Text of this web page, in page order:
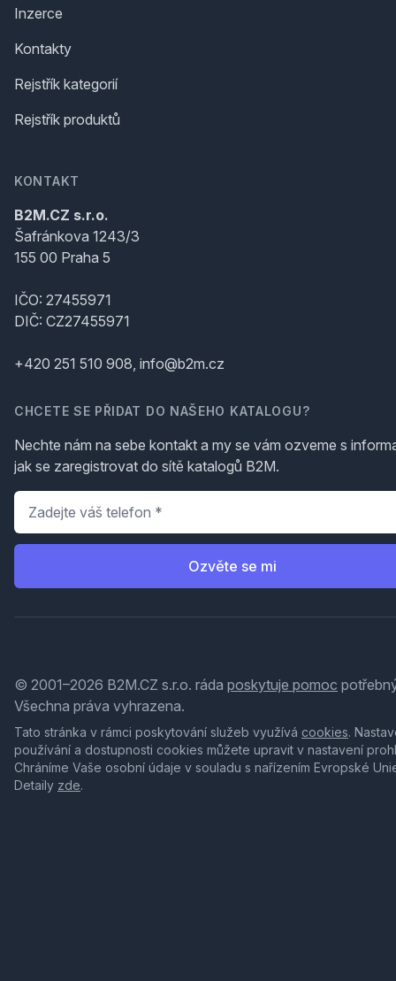
Inzerce
Kontakty
Rejstřík kategorií
Rejstřík produktů
KONTAKT
B2M.CZ s.r.o.
Šafránkova 1243/3
155 00 Praha 5
IČO: 27455971
DIČ: CZ27455971
+420 251 510 908, info@b2m.cz
CHCETE SE PŘIDAT DO NAŠEHO KATALOGU?
Nechte nám na sebe kontakt a my se vám ozveme s
jak se zaregistrovat do sítě katalogů B2M.
Telefon
Ozvěte se mi
© 2001–2026 B2M.CZ s.r.o. ráda poskytuje pomoc
Všechna práva vyhrazena.
Tato stránka v rámci poskytování služeb využívá cookies.
používání a dostupnosti cookies můžete upravit v nastavení
Chráníme Vaše osobní údaje v souladu s nařízením Evropské
Detaily zde.